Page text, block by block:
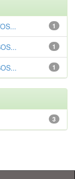
1
1
1
3